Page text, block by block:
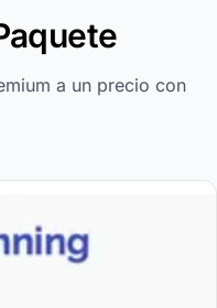
a un precio con